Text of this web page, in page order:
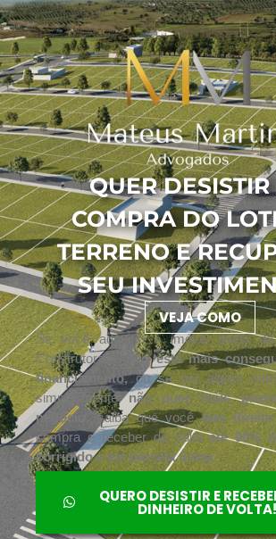
QUER
COMPRA DO
TERRENO E
SEU
VEJA COMO
Se você adquiriu o imóvel direto da
Construtora e não está mais
financiamento,ou se por algum
simplesmentenão quer mais
negócio,
saiba que vocêtem
compra e receber de voltaaté 90%
corrigido e em parcela única.
QUERO DESISTIR E
DINHEIRO DE VOLTA!